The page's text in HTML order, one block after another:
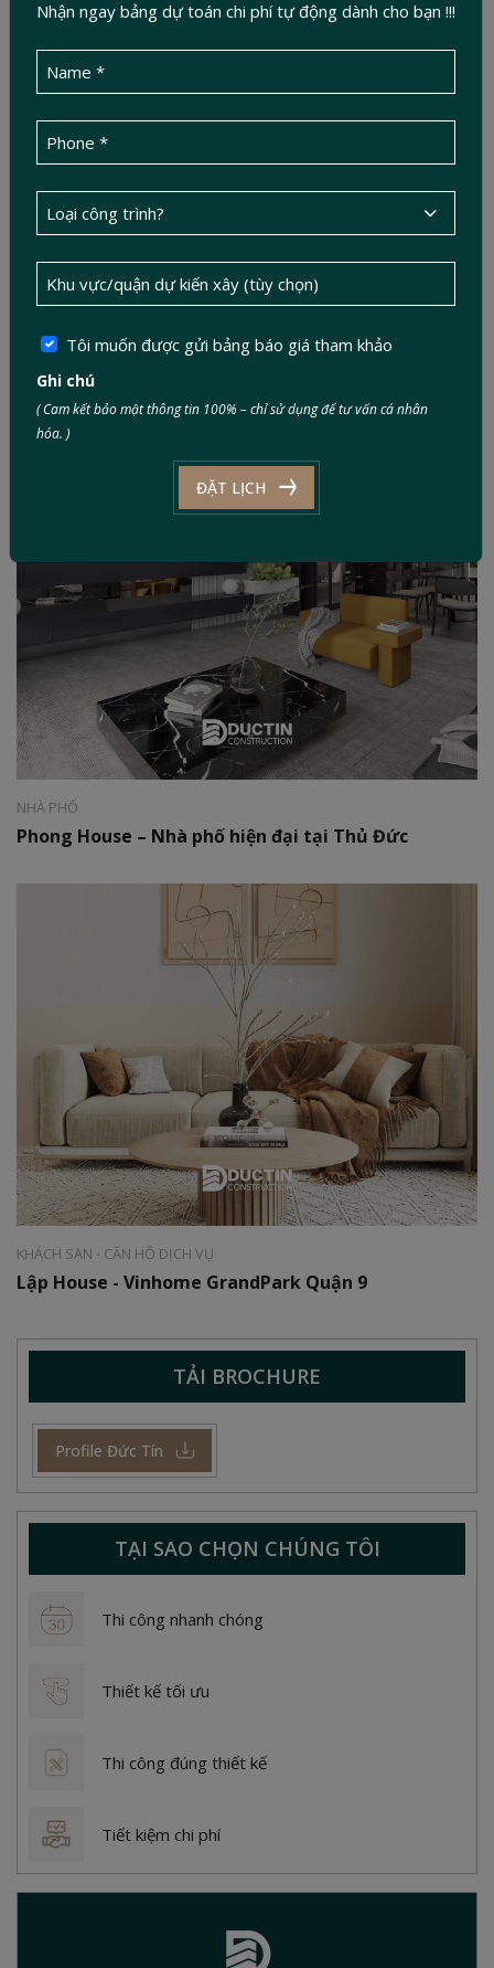
Khái toán ngân sách
thiết kế & xây dựng Trong 30
Dự án nổi bật
Phong cách:Hiện đại
Diện tích:180m2
NHÀ PHỐ
Phong House – Nhà phố hiện đại tại Thủ Đức
Phong cách:Hiện đại
Diện tích:72 m2
KHÁCH SẠN - CĂN HỘ DỊCH VỤ
Lập House - Vinhome GrandPark Quận 9
TẢI BROCHURE
Profile Đức Tín
TẠI SAO CHỌN CHÚNG TÔI
Thi công nhanh chóng
Thiết kế tối ưu
Thi công đúng thiết kế
Tiết kiệm chi phí
Nhận ngay bảng dự toán chi phí tự động dành cho bạn !!!
Tôi muốn được gửi bảng báo giá tham khảo
Ghi chú
( Cam kết bảo mật thông tin 100% – chỉ sử dụng để tư vấn cá nhân
hóa. )
ĐẶT LỊCH